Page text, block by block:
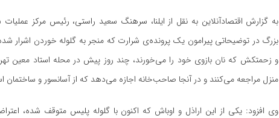
به گزارش اقتصادآنلاین به نقل از ایلنا، سرهنگ سعید راستی، رئیس مرکز
بزرگ در توضیحاتی پیرامون یک پرونده‌ی شرارت که منجر به گلوله خوردن اشرار
و زحمتکش که نان بازوی خود را می‌خورند، چند روز پیش در محله استاد معین
منزل مراجعه می‌کنند و در آنجا صاحب‌خانه اجازه می‌دهد که از آسانسور و ساختمان
وی افزود: یکی از این اراذل و اوباش که اکنون با گلوله پلیس متوقف شده،